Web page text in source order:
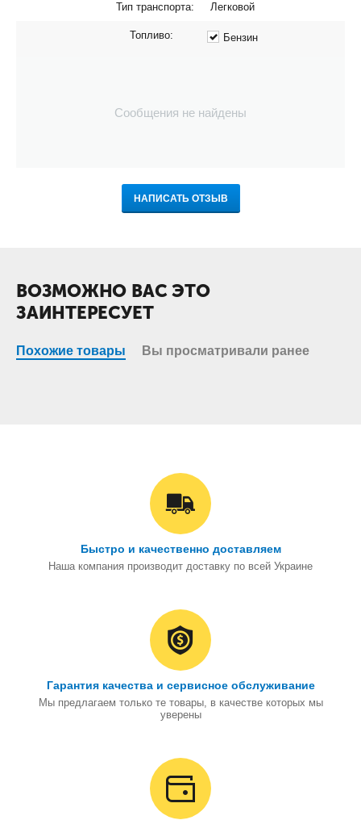
Тип транспорта: Легковой
Топливо: Бензин
Сообщения не найдены
НАПИСАТЬ ОТЗЫВ
ВОЗМОЖНО ВАС ЭТО
ЗАИНТЕРЕСУЕТ
Похожие товары Вы просматривали ранее
Быстро и качественно доставляем
Наша компания производит доставку по всей Украине
Гарантия качества и сервисное обслуживание
Мы предлагаем только те товары, в качестве которых мы
уверены